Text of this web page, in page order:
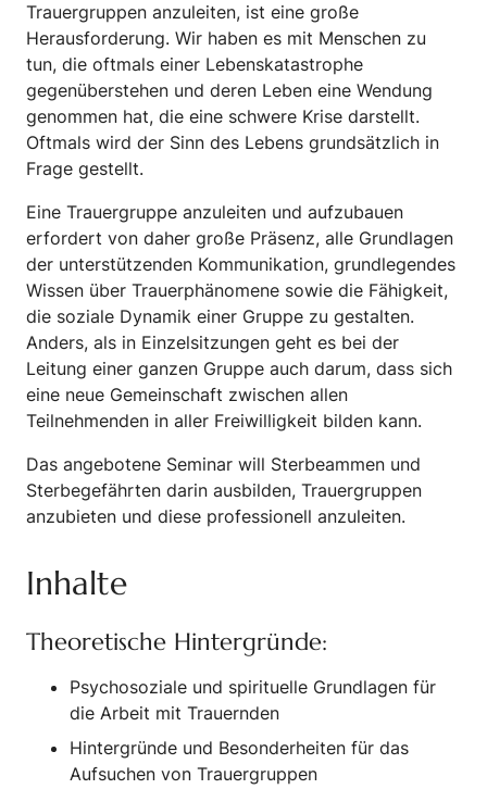
Trauergruppen anzuleiten, ist eine große
Herausforderung. Wir haben es mit Menschen zu
tun, die oftmals einer Lebenskatastrophe
gegenüberstehen und deren Leben eine Wendung
genommen hat, die eine schwere Krise darstellt.
Oftmals wird der Sinn des Lebens grundsätzlich in
Frage gestellt.
Eine Trauergruppe anzuleiten und aufzubauen
erfordert von daher große Präsenz, alle Grundlagen
der unterstützenden Kommunikation, grundlegendes
Wissen über Trauerphänomene sowie die Fähigkeit,
die soziale Dynamik einer Gruppe zu gestalten.
Anders, als in Einzelsitzungen geht es bei der
Leitung einer ganzen Gruppe auch darum, dass sich
eine neue Gemeinschaft zwischen allen
Teilnehmenden in aller Freiwilligkeit bilden kann.
Das angebotene Seminar will Sterbeammen und
Sterbegefährten darin ausbilden, Trauergruppen
anzubieten und diese professionell anzuleiten.
Inhalte
Theoretische Hintergründe:
Psychosoziale und spirituelle Grundlagen für
die Arbeit mit Trauernden
Hintergründe und Besonderheiten für das
Aufsuchen von Trauergruppen